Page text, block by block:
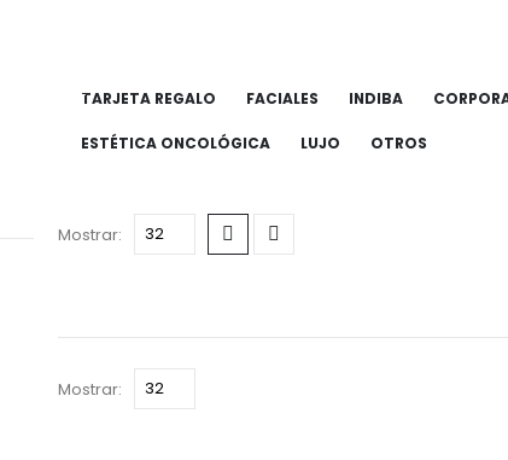
TARJETA REGALO FACIALES INDIBA
ESTÉTICA ONCOLÓGICA LUJO OTROS
Mostrar:
Mostrar: